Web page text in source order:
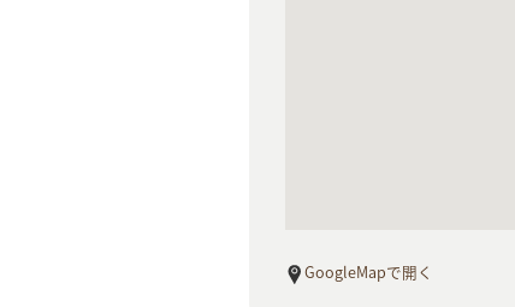
GoogleMapで開く